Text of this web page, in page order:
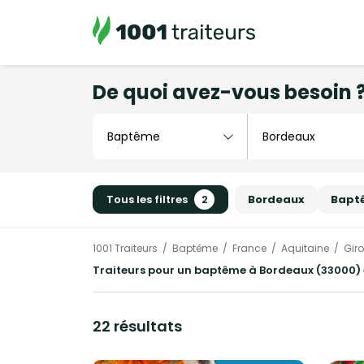
De quoi avez-vous besoin
Tous les filtres 2 Bordeaux
1001 Traiteurs Baptême France Aquitaine
Traiteurs pour un baptême à Bordeaux
22 résultats